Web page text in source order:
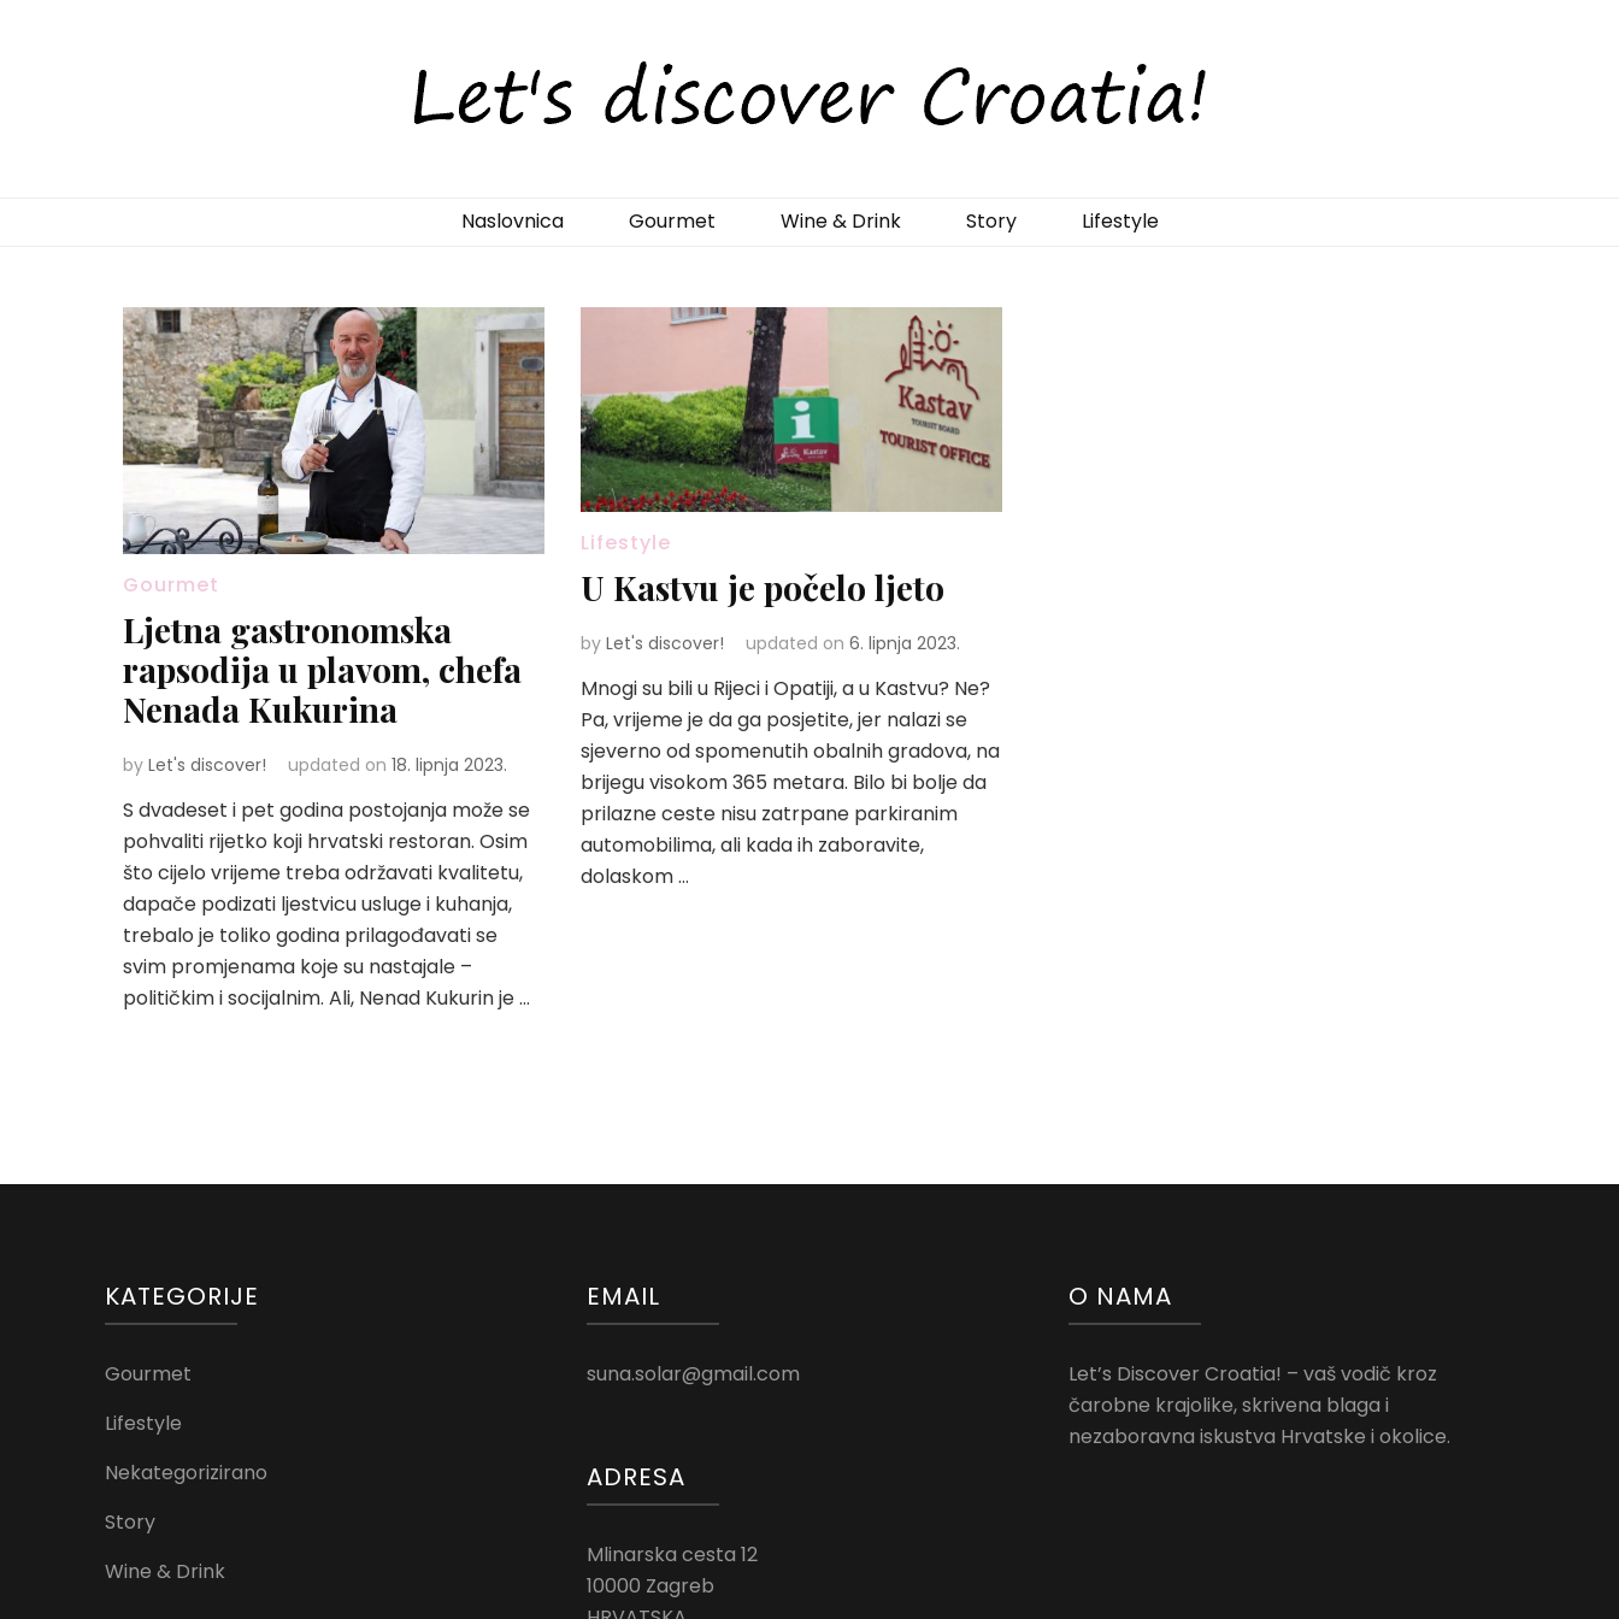
LetsDiscoverCroatia
Naslovnica Gourmet Wine & Drink Story Lifestyle
Gourmet
Ljetna gastronomska
rapsodija u plavom, chefa
Nenada Kukurina
by Let's discover! updated on 18. lipnja 2023.
S dvadeset i pet godina postojanja može se
pohvaliti rijetko koji hrvatski restoran. Osim
što cijelo vrijeme treba održavati kvalitetu,
dapače podizati ljestvicu usluge i kuhanja,
trebalo je toliko godina prilagođavati se
svim promjenama koje su nastajale –
političkim i socijalnim. Ali, Nenad Kukurin je …
Lifestyle
U Kastvu je počelo ljeto
by Let's discover! updated on 6. lipnja 2023.
Mnogi su bili u Rijeci i Opatiji, a u Kastvu? Ne?
Pa, vrijeme je da ga posjetite, jer nalazi se
sjeverno od spomenutih obalnih gradova, na
brijegu visokom 365 metara. Bilo bi bolje da
prilazne ceste nisu zatrpane parkiranim
automobilima, ali kada ih zaboravite,
dolaskom …
KATEGORIJE
Gourmet
Lifestyle
Nekategorizirano
Story
Wine & Drink
EMAIL
suna.solar@gmail.com
ADRESA
Mlinarska cesta 12
10000 Zagreb
O NAMA
Let’s Discover Croatia! – vaš vodič kroz
čarobne krajolike, skrivena blaga i
nezaboravna iskustva Hrvatske i okolice.